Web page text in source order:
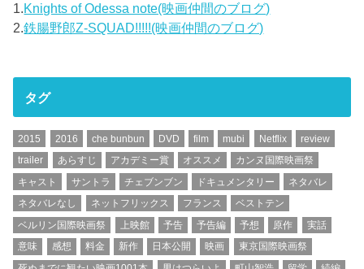
1.Knights of Odessa note(映画仲間のブログ)
2.鉄腸野郎Z-SQUAD!!!!!(映画仲間のブログ)
タグ
2015 2016 che bunbun DVD film mubi Netflix
review
trailer
あらすじ アカデミー賞 オススメ
カンヌ国際映画祭
キャスト
サントラ チェブンブン ドキュメンタリー
ネタバレ
ネタバレなし
ネットフリックス フランス
ベストテン
ベルリン国際映画祭
上映館 予告 予告編 予想 原作
実話
意味
感想 料金 新作 日本公開 映画
東京国際映画祭